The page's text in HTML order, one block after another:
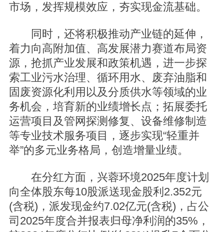
市场，发挥规模效应，夯实现金流基础。
同时，还将积极推动产业链的延伸，
着力向高附加值、高发展潜力赛道布局资
源，抢抓产业发展和政策机遇，进一步探
索工业污水治理、循环用水、废弃油脂和
固废资源化利用以及分质供水等领域的业
务机会，培育新的业绩增长点；拓展委托
运营项目及管网探测修复、设备维修制造
等专业技术服务项目，逐步实现“轻重并
举”的多元业务格局，创造增量业绩。
在分红方面，兴蓉环境2025年度计划
向全体股东每10股派送现金股利2.352元
(含税)，派发现金约7.02亿元(含税)，占公
司2025年度合并报表归母净利润的35%，